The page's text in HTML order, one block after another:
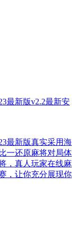
最新版v2.2最新安
最新版真实采用海
一还原麻将对局体
，真人玩家在线麻
，让你充分展现你